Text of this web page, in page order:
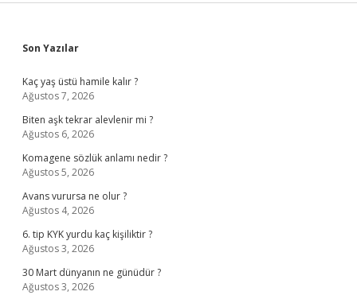
Sidebar
Son Yazılar
Kaç yaş üstü hamile kalır ?
Ağustos 7, 2026
Biten aşk tekrar alevlenir mi ?
Ağustos 6, 2026
Komagene sözlük anlamı nedir ?
Ağustos 5, 2026
Avans vurursa ne olur ?
Ağustos 4, 2026
6. tip KYK yurdu kaç kişiliktir ?
Ağustos 3, 2026
30 Mart dünyanın ne günüdür ?
Ağustos 3, 2026